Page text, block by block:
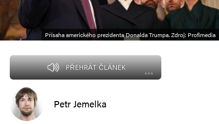
Přísaha amerického prezidenta Donalda Trumpa. Zdroj: Profimedia
PŘEHRÁT ČLÁNEK
Petr Jemelka